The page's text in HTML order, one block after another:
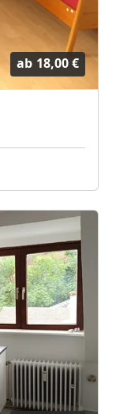
ab 18,00 €